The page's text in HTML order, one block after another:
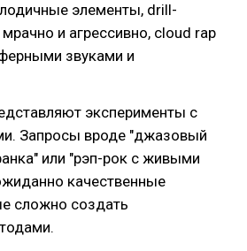
элементы, drill-
и агрессивно, cloud rap
звуками и
эксперименты с
Запросы вроде "джазовый
или "рэп-рок с живыми
качественные
сложно создать